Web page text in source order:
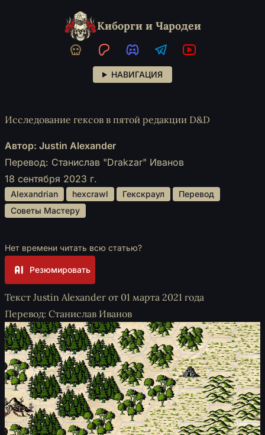
Киборги и Чародеи
НАВИГАЦИЯ
Исследование гексов в пятой редакции D&D
Автор: Justin Alexander
Перевод: Станислав "Drakzar" Иванов
18 сентября 2023 г.
Alexandrian hexcrawl Гекскраул
Перевод
Советы Мастеру
Нет времени читать всю статью?
Резюмировать
Текст Justin Alexander от 01 марта 2021 года
Перевод: Станислав Иванов